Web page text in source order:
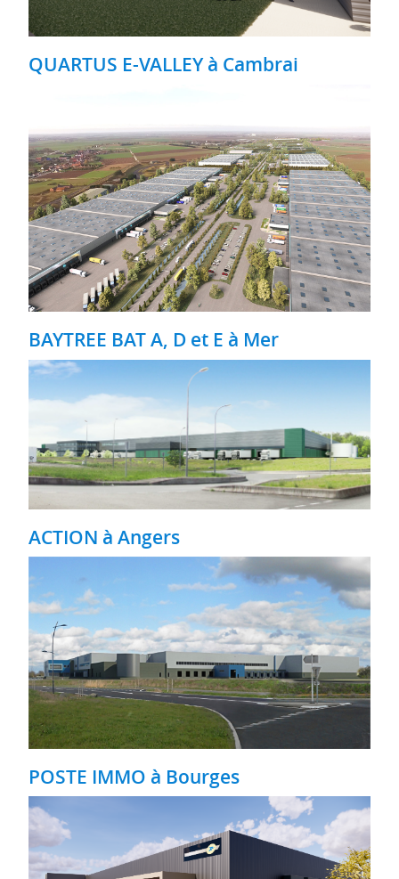
QUARTUS E-VALLEY à Cambrai
BAYTREE BAT A, D et E à Mer
ACTION à Angers
POSTE IMMO à Bourges